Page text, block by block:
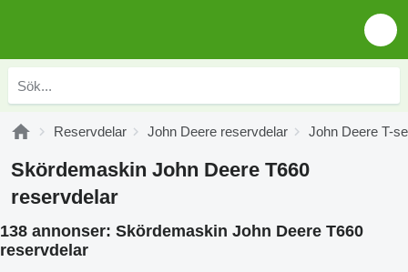
Reservdelar John Deere reservdelar John Deere T-
Skördemaskin John Deere T660
reservdelar
138 annonser: Skördemaskin John Deere T660
reservdelar